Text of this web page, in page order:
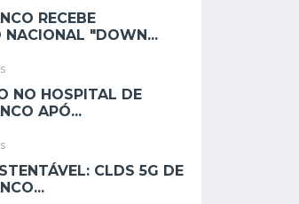
RECEBE
NACIONAL "DOWN...
NO HOSPITAL DE
APÓ...
CLDS 5G DE